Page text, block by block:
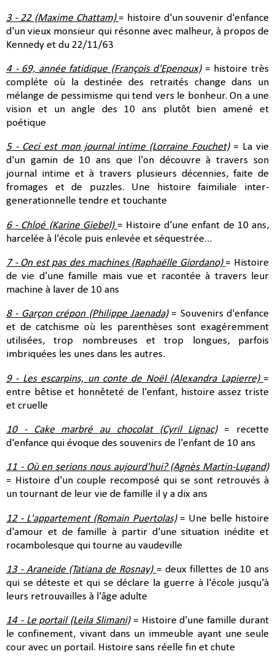
3 - 22 (Maxime Chattam)= histoire d'un souvenir d'enfance
d'un vieux monsieur qui résonne avec malheur, à propos de
Kennedy et du 22/11/63
4 - 69, année fatidique (François d'Epenoux)= histoire très
compléte où la destinée des retraités change dans un
mélange de pessimisme qui tend vers le bonheur. On a une
vision et un angle des 10 ans plutôt bien amené et
poétique
5 - Ceci est mon journal intime (Lorraine Fouchet)= La vie
d'un gamin de 10 ans que l'on découvre à travers son
journal intime et à travers plusieurs décennies, faite de
fromages et de puzzles. Une histoire faimiliale inter-
generationnelle tendre et touchante
6 - Chloé (Karine Giebel) = Histoire d'une enfant de 10 ans,
harcelée à l'école puis enlevée et séquestrée...
7 - On est pas des machines (Raphaëlle Giordano)= Histoire
de vie d'une famille mais vue et racontée à travers leur
machine à laver de 10 ans
8 - Garçon crépon (Philippe Jaenada)= Souvenirs d'enfance
et de catchisme où les parenthèses sont exagéremment
utilisées, trop nombreuses et trop longues, parfois
imbriquées les unes dans les autres.
9 - Les escarpins, un conte de Noël (Alexandra Lapierre) =
entre bêtise et honnêteté de l'enfant, histoire assez triste
et cruelle
10 - Cake marbré au chocolat (Cyril Lignac)= recette
d'enfance qui évoque des souvenirs de l'enfant de 10 ans
11 - Où en serions nous aujourd'hui? (Agnès Martin-Lugand)
= Histoire d'un couple recomposé qui se sont retrouvés à
un tournant de leur vie de famille il y a dix ans
12 - L'appartement (Romain Puertolas)= Une belle histoire
d'amour et de famille à partir d'une situation inédite et
rocambolesque qui tourne au vaudeville
13 - Araneide (Tatiana de Rosnay) = deux fillettes de 10 ans
qui se déteste et qui se déclare la guerre à l'école jusqu'à
leurs retrouvailles à l'âge adulte
14 - Le portail (Leila Slimani)= Histoire d'une famille durant
le confinement, vivant dans un immeuble ayant une seule
cour avec un portail. Histoire sans réelle fin et chute